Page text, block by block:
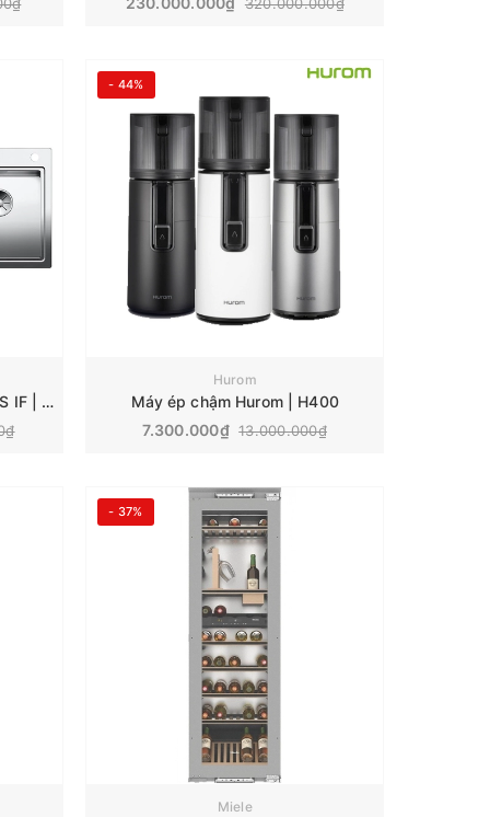
Chậu rửa bát Blanco Divon II 8 S IF | ‎521665 - Bàn chờ bên trái
- 44%
Hurom
Máy ép chậm Hurom | H400
7.300.000₫ 13.000.000₫
- 37%
Miele